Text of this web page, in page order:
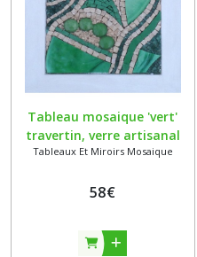
Tableau mosaique 'vert'
travertin, verre artisanal
Albertini, smalts,
sur support bois
Tableaux Et Miroirs Mosaique
58€